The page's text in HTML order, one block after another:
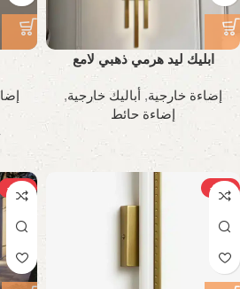
ابليك ليد هرمي ذهبي لامع
إضاءة خارجية, أباليك خارجية,
إضاءة حائط
-25%
-17%